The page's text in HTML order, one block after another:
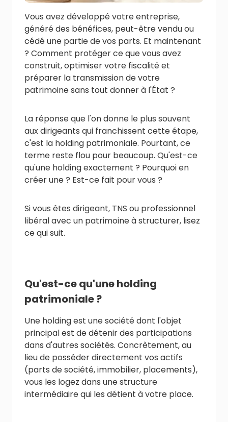
Vous avez développé votre entreprise,
généré des bénéfices, peut-être vendu ou
cédé une partie de vos parts. Et maintenant
? Comment protéger ce que vous avez
construit, optimiser votre fiscalité et
préparer la transmission de votre
patrimoine sans tout donner à l'État ?
La réponse que l'on donne le plus souvent
aux dirigeants qui franchissent cette étape,
c'est la holding patrimoniale. Pourtant, ce
terme reste flou pour beaucoup. Qu'est-ce
qu'une holding exactement ? Pourquoi en
créer une ? Est-ce fait pour vous ?
Si vous êtes dirigeant, TNS ou professionnel
libéral avec un patrimoine à structurer, lisez
ce qui suit.
Qu'est-ce qu'une holding
patrimoniale ?
Une holding est une société dont l'objet
principal est de détenir des participations
dans d'autres sociétés. Concrètement, au
lieu de posséder directement vos actifs
(parts de société, immobilier, placements),
vous les logez dans une structure
intermédiaire qui les détient à votre place.